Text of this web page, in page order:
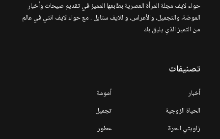
حواء لايف مجلة المرأة العصرية بطابعها المميز في تقديم صيحات وأخبار
الموضة، والتجميل، والأعراس، واللايف ستايل . مع حواء لايف انتي في عالم
من التميز الذي يليق بك
تصنيفات
أخبار
أمومة
الحياة الزوجية
تجميل
زاويتي الحرة
عطور